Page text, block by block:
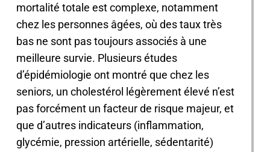
mortalité totale est complexe, notamment
chez les personnes âgées, où des taux très
bas ne sont pas toujours associés à une
meilleure survie. Plusieurs études
d’épidémiologie ont montré que chez les
seniors, un cholestérol légèrement élevé n’est
pas forcément un facteur de risque majeur, et
que d’autres indicateurs (inflammation,
glycémie, pression artérielle, sédentarité)